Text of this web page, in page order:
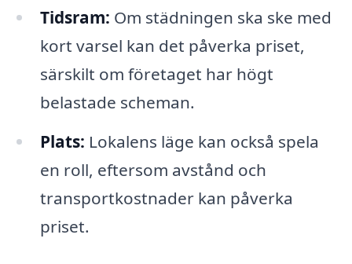
Tidsram: Om städningen ska ske med
kort varsel kan det påverka priset,
särskilt om företaget har högt
belastade scheman.
Plats: Lokalens läge kan också spela
en roll, eftersom avstånd och
transportkostnader kan påverka
priset.